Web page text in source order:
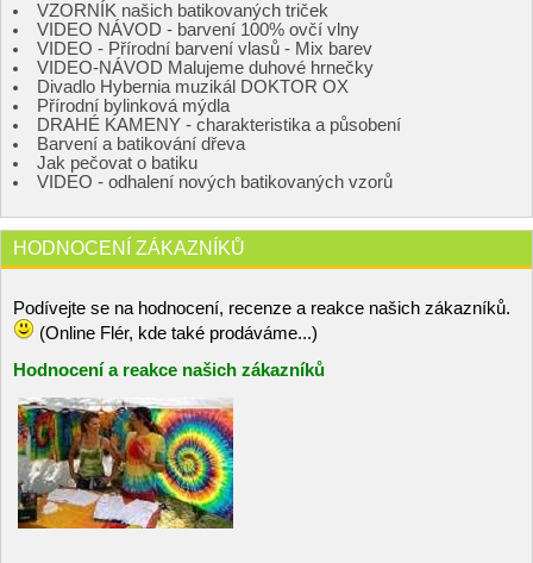
VZORNÍK našich batikovaných triček
VIDEO NÁVOD - barvení 100% ovčí vlny
VIDEO - Přírodní barvení vlasů - Mix barev
VIDEO-NÁVOD Malujeme duhové hrnečky
Divadlo Hybernia muzikál DOKTOR OX
Přírodní bylinková mýdla
DRAHÉ KAMENY - charakteristika a působení
Barvení a batikování dřeva
Jak pečovat o batiku
VIDEO - odhalení nových batikovaných vzorů
HODNOCENÍ ZÁKAZNÍKŮ
Podívejte se na hodnocení, recenze a reakce našich zákazníků.
(Online Flér, kde také prodáváme...)
Hodnocení a reakce našich zákazníků